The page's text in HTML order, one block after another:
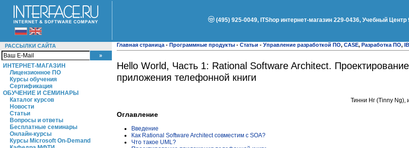
(495) 925-0049, ITShop интернет-магазин 229-0436, Учебный Центр
РАССЫЛКИ САЙТА
ИНТЕРНЕТ-МАГАЗИН
Лицензионное ПО
Курсы обучения
Сертификация
ОБУЧЕНИЕ И СЕМИНАРЫ
Каталог курсов
Новости
Статьи
Вопросы и ответы
Бесплатные семинары
Онлайн-курсы
Курсы Microsoft On-Demand
Главная страница - Программные продукты - Статьи - Управление разработкой ПО, CASE, Разработка ПО,
Hello World, Часть 1: Rational Software Architect.
приложения телефонной книги
Тинни Нг (Tinny Ng),
Оглавление
Введение
Как Rational Software Architect совместим с SOA?
Что такое UML?